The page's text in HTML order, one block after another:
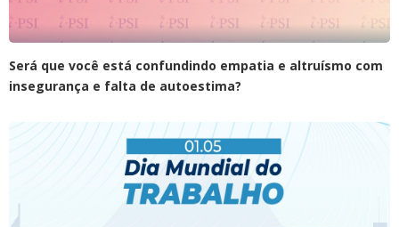
Será que você está confundindo empatia e altruísmo com
insegurança e falta de autoestima?